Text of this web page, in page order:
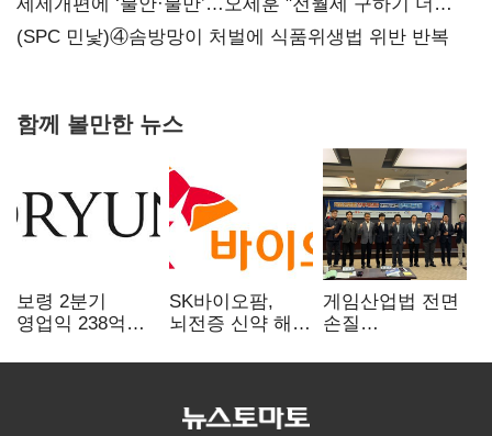
힘들어질 것"
(SPC 민낯)④솜방망이 처벌에 식품위생법 위반 반복
함께 볼만한 뉴스
보령 2분기
영업익 238억…
SK바이오팜,
뇌전증 신약 해외
차세대 신약 개발
게임산업법 전면
손질
규제 걷고